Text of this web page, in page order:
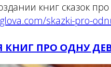
книг сказок
skazki-pro-
ПРО ОДНУ